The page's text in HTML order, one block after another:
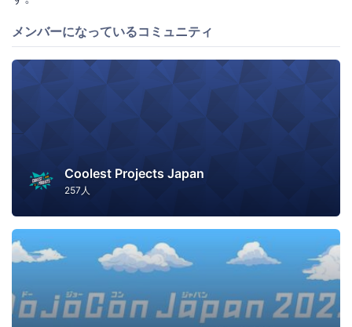
メンバーになっているコミュニティ
Coolest Projects Japan
257人